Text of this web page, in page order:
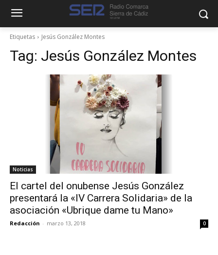
Etiquetas Jesús González Montes
Tag: Jesús González Montes
Noticias
El cartel del onubense Jesús González
presentará la «IV Carrera Solidaria» de la
asociación «Ubrique dame tu Mano»
Redacción - marzo 13, 2018 0